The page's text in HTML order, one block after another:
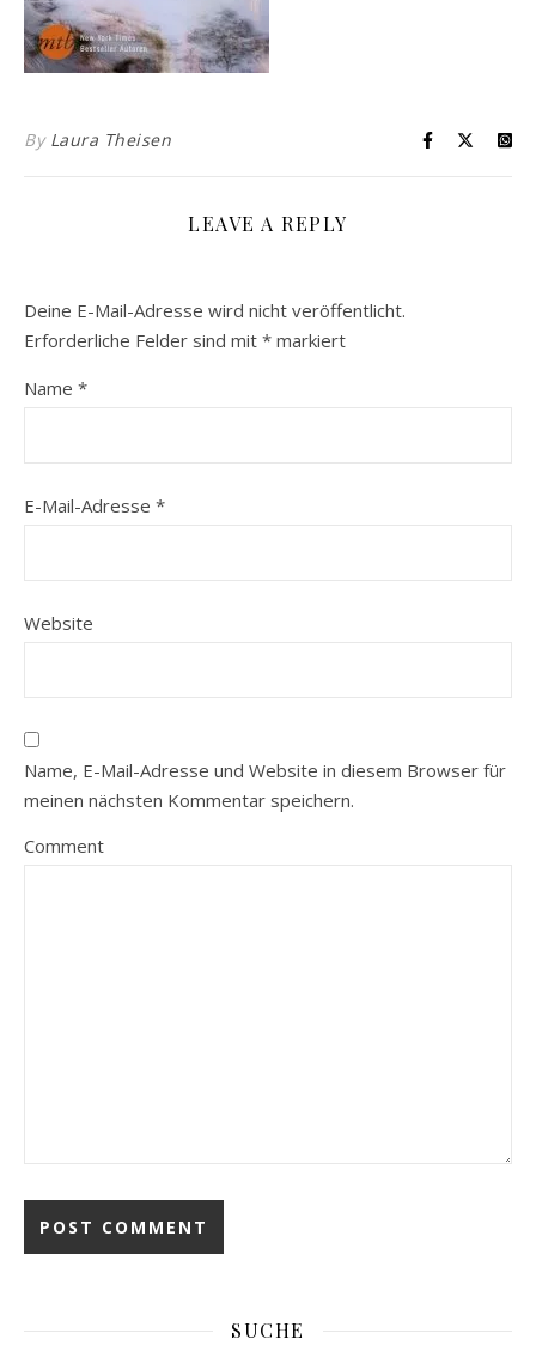
By Laura Theisen
LEAVE A REPLY
Deine E-Mail-Adresse wird nicht veröffentlicht.
Erforderliche Felder sind mit * markiert
Name *
E-Mail-Adresse *
Website
Name, E-Mail-Adresse und Website in diesem Browser für
meinen nächsten Kommentar speichern.
Comment
SUCHE